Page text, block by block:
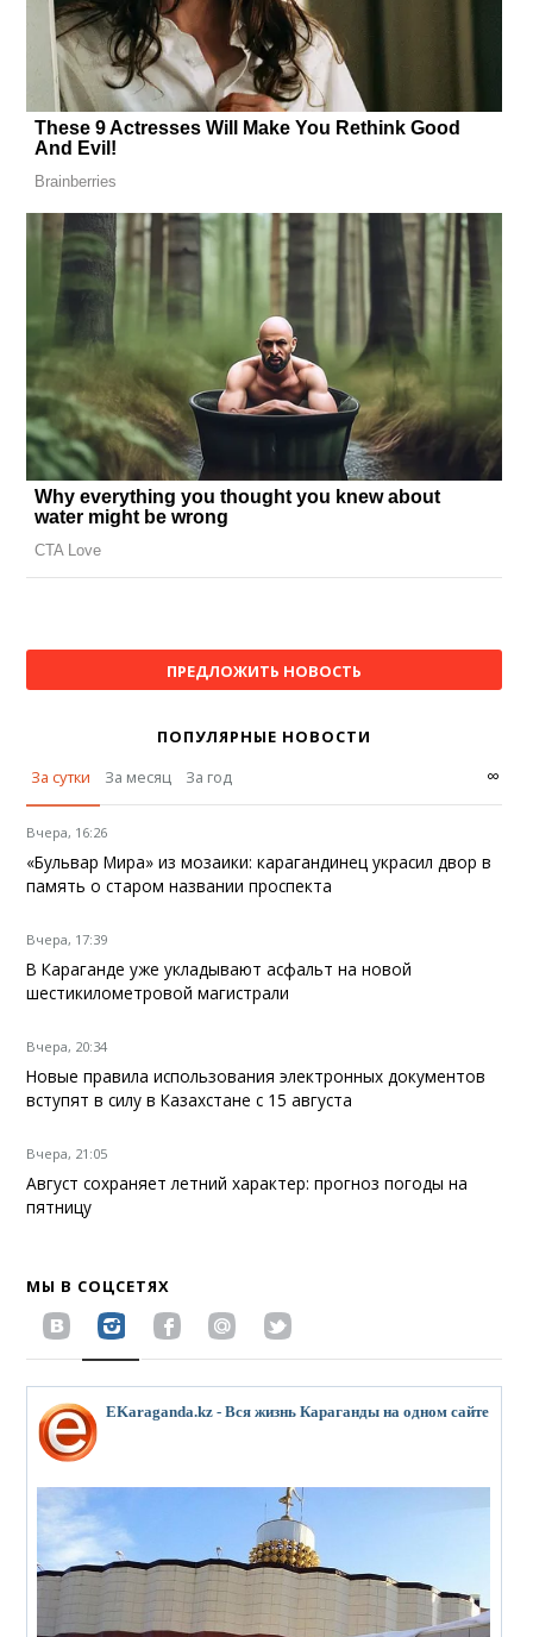
ПРЕДЛОЖИТЬ НОВОСТЬ
ПОПУЛЯРНЫЕ НОВОСТИ
За сутки
За месяц За год ∞
Вчера, 16:26
«Бульвар Мира» из мозаики: карагандинец украсил двор в
память о старом названии проспекта
Вчера, 17:39
В Караганде уже укладывают асфальт на новой
шестикилометровой магистрали
Вчера, 20:34
Новые правила использования электронных документов
вступят в силу в Казахстане с 15 августа
Вчера, 21:05
Август сохраняет летний характер: прогноз погоды на
пятницу
МЫ В СОЦСЕТЯХ
EKaraganda.kz - Вся жизнь Караганды на одном сайте